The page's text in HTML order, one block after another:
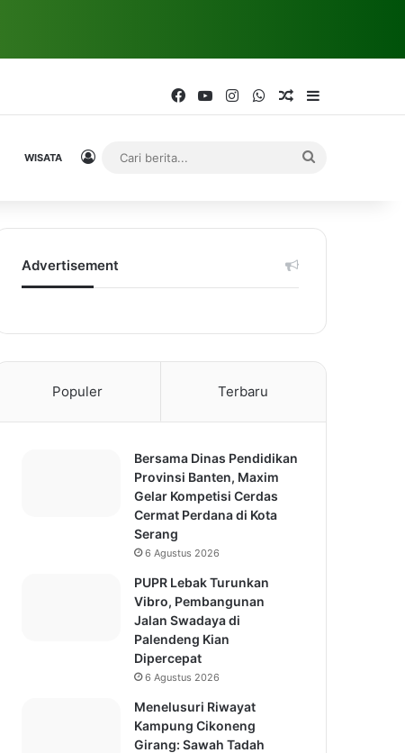
FacebookYouTubeInstagramWhatsAppRandom Article
WISATA Log In
Advertisement
Populer Terbaru
Bersama Dinas Pendidikan
Provinsi Banten, Maxim
Gelar Kompetisi Cerdas
Cermat Perdana di Kota
Serang
6 Agustus 2026
PUPR Lebak Turunkan
Vibro, Pembangunan
Jalan Swadaya di
Palendeng Kian
Dipercepat
6 Agustus 2026
Menelusuri Riwayat
Kampung Cikoneng
Girang: Sawah Tadah